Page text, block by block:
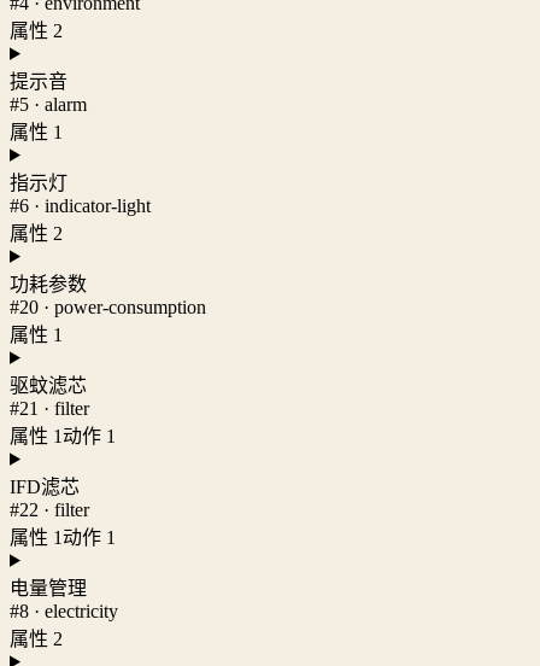
属性 2
提示音
#5 · alarm
属性 1
指示灯
#6 · indicator-light
属性 2
功耗参数
#20 · power-consumption
属性 1
驱蚊滤芯
#21 · filter
属性 1动作 1
IFD滤芯
#22 · filter
属性 1动作 1
电量管理
#8 · electricity
属性 2